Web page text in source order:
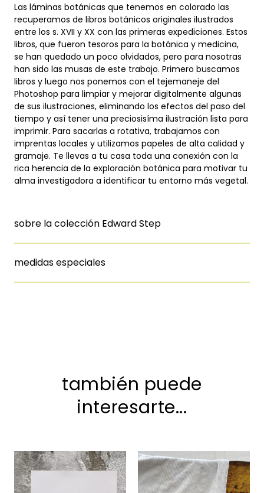
Las láminas botánicas que tenemos en colorado las
recuperamos de libros botánicos originales ilustrados
entre los s. XVII y XX con las primeras expediciones. Estos
libros, que fueron tesoros para la botánica y medicina,
se han quedado un poco olvidados, pero para nosotras
han sido las musas de este trabajo. Primero buscamos
libros y luego nos ponemos con el tejemaneje del
Photoshop para limpiar y mejorar digitalmente algunas
de sus ilustraciones, eliminando los efectos del paso del
tiempo y así tener una preciosisíma ilustración lista para
imprimir. Para sacarlas a rotativa, trabajamos con
imprentas locales y utilizamos papeles de alta calidad y
gramaje. Te llevas a tu casa toda una conexión con la
rica herencia de la exploración botánica para motivar tu
alma investigadora a identificar tu entorno más vegetal.
sobre la colección Edward Step
medidas especiales
también puede
interesarte...